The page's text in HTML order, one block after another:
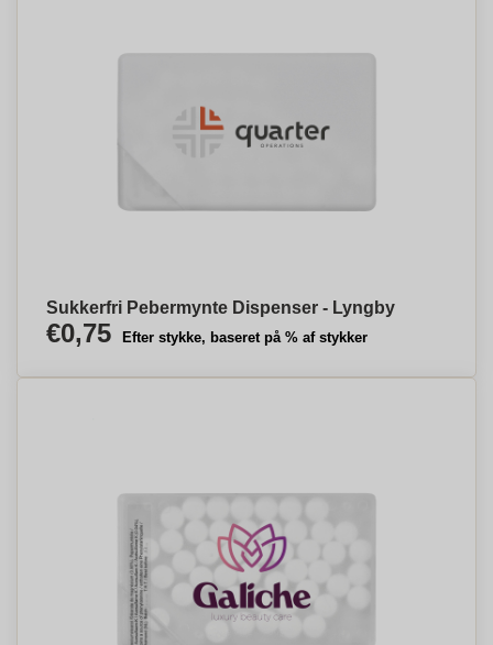
Sukkerfri Pebermynte Dispenser - Lyngby
€0,75 Efter stykke, baseret på % af stykker